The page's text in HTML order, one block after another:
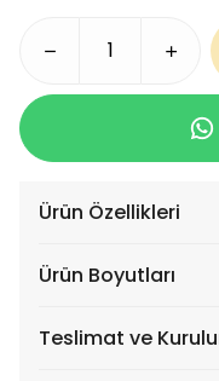
Ürün Özellikleri
Ürün Boyutları
Teslimat ve